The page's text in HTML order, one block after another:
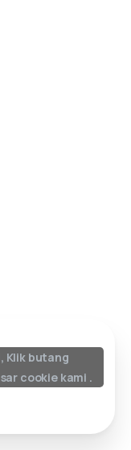
Klik butang
cookiekami .